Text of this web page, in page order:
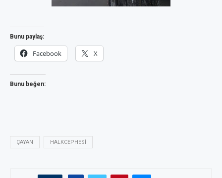
Bunu paylaş:
Facebook X
Bunu beğen:
ÇAYAN HALKCEPHESI